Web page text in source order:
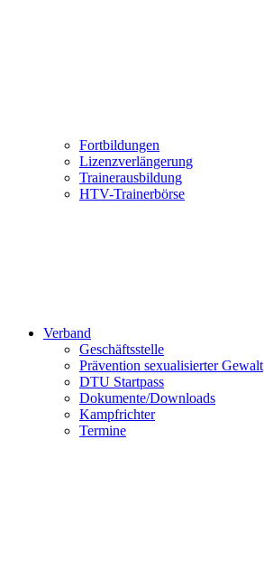
Fortbildungen
Lizenzverlängerung
Trainerausbildung
HTV-Trainerbörse
Verband
Geschäftsstelle
Prävention sexualisierter Gewalt
DTU Startpass
Dokumente/Downloads
Kampfrichter
Termine